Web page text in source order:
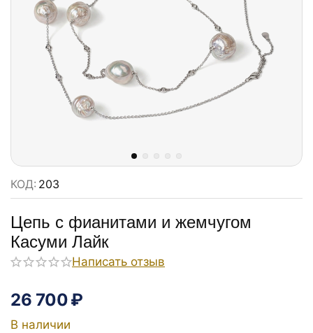
КОД: 203
Цепь с фианитами и жемчугом
Касуми Лайк
Написать отзыв
26 700₽
В наличии